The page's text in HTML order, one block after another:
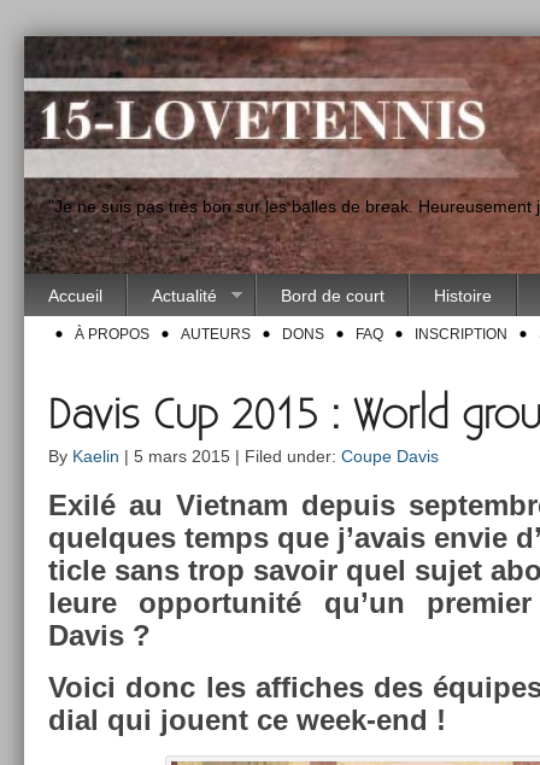
"Je ne suis pas très bon sur les balles de break.
Accueil Actualité Bord de court Histoire
À PROPOS AUTEURS DONS FAQ INSCRIPTION
Davis Cup 2015 : World
By Kaelin | 5 mars 2015 | Filed under: Coupe Davis
Exilé au Viet­nam de­puis
quel­ques temps que j’avais envie
ticle sans trop savoir quel sujet
leure op­por­tunité qu’un
Davis ?
Voici donc les af­fiches des
di­al qui jouent ce week-end !